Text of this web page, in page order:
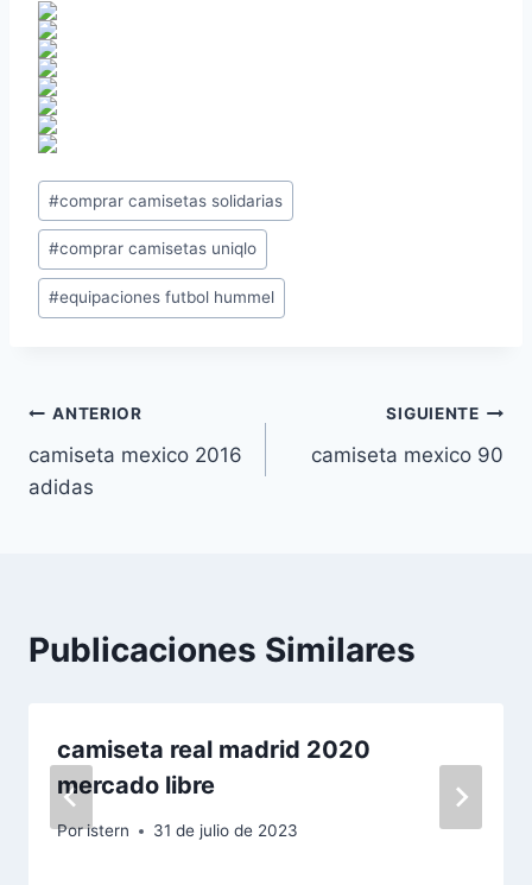
Etiquetas
de
la
entrada:
#comprar camisetas solidarias
#comprar camisetas uniqlo
#equipaciones futbol hummel
Navegación
de
ANTERIOR
camiseta mexico 2016
adidas
SIGUIENTE
camiseta mexico 90
Publicaciones Similares
camiseta real madrid 2020
mercado libre
Poristern 31 de julio de 2023